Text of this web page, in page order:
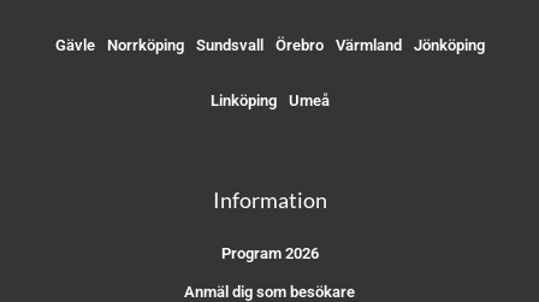
Gävle Norrköping Sundsvall Örebro Värmland Jönköping
Linköping Umeå
Information
Program 2026
Anmäl dig som besökare